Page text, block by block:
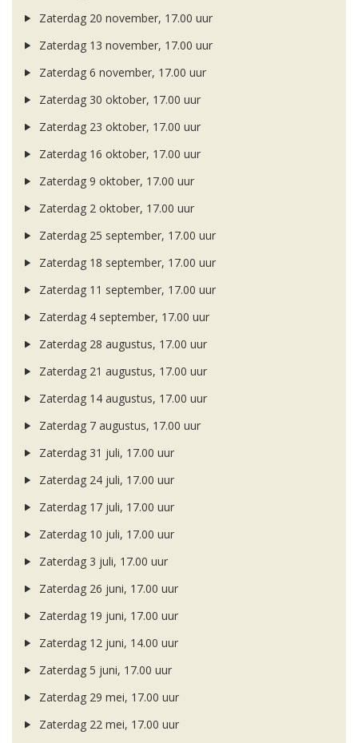
Zaterdag 20 november, 17.00 uur
Zaterdag 13 november, 17.00 uur
Zaterdag 6 november, 17.00 uur
Zaterdag 30 oktober, 17.00 uur
Zaterdag 23 oktober, 17.00 uur
Zaterdag 16 oktober, 17.00 uur
Zaterdag 9 oktober, 17.00 uur
Zaterdag 2 oktober, 17.00 uur
Zaterdag 25 september, 17.00 uur
Zaterdag 18 september, 17.00 uur
Zaterdag 11 september, 17.00 uur
Zaterdag 4 september, 17.00 uur
Zaterdag 28 augustus, 17.00 uur
Zaterdag 21 augustus, 17.00 uur
Zaterdag 14 augustus, 17.00 uur
Zaterdag 7 augustus, 17.00 uur
Zaterdag 31 juli, 17.00 uur
Zaterdag 24 juli, 17.00 uur
Zaterdag 17 juli, 17.00 uur
Zaterdag 10 juli, 17.00 uur
Zaterdag 3 juli, 17.00 uur
Zaterdag 26 juni, 17.00 uur
Zaterdag 19 juni, 17.00 uur
Zaterdag 12 juni, 14.00 uur
Zaterdag 5 juni, 17.00 uur
Zaterdag 29 mei, 17.00 uur
Zaterdag 22 mei, 17.00 uur